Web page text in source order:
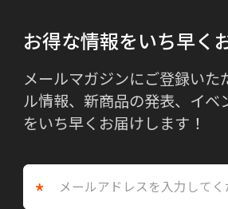
お得な情報をいち早く
メールマガジンにご登録いた
ル情報、新商品の発表、イベ
をいち早くお届けします！
*